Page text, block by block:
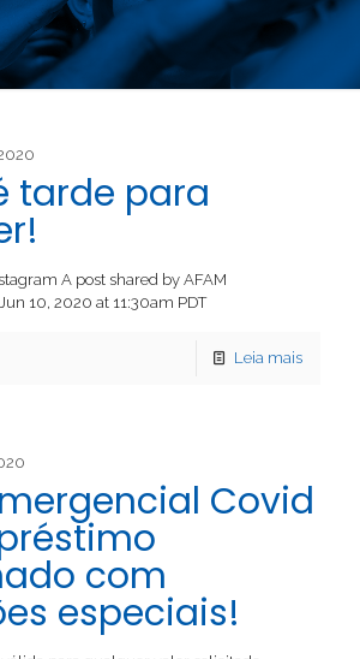
tarde para
A post shared by AFAM
10, 2020 at 11:30am PDT
Leia mais
Covid
com
especiais!